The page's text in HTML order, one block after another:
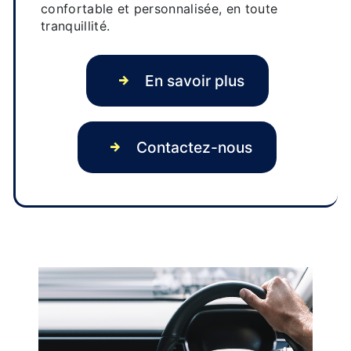
confortable et personnalisée, en toute
tranquillité.
En savoir plus
Contactez-nous